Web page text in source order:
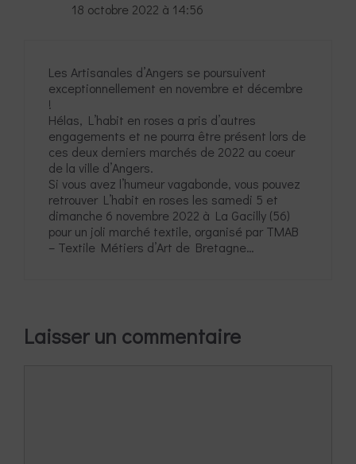
18 octobre 2022 à 14:56
Les Artisanales d’Angers se poursuivent
exceptionnellement en novembre et décembre
!
Hélas, L’habit en roses a pris d’autres
engagements et ne pourra être présent lors de
ces deux derniers marchés de 2022 au coeur
de la ville d’Angers.
Si vous avez l’humeur vagabonde, vous pouvez
retrouver L’habit en roses les samedi 5 et
dimanche 6 novembre 2022 à La Gacilly (56)
pour un joli marché textile, organisé par TMAB
– Textile Métiers d’Art de Bretagne…
Laisser un commentaire